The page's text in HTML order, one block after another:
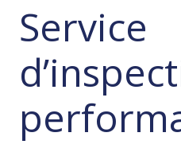
Service